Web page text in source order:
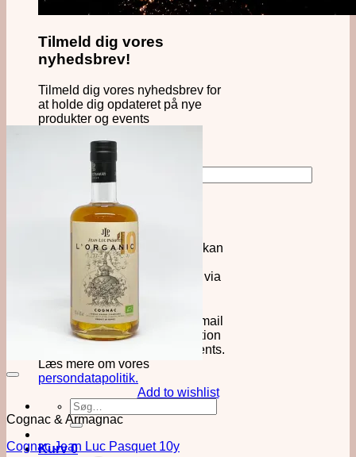
Tilmeld dig vores
nyhedsbrev!
Tilmeld dig vores nyhedsbrev for
at holde dig opdateret på nye
produkter og events
Ja tak, tilmeld mig Force
Majeures nyhedsbrev, så jeg kan
modtage informationer om
nyheder, produkter og events via
Jeg bekræfter, at Force
Majeure må opbevare min e-mail
og kontakte mig med information
om produkter, nyheder og events.
Læs mere om vores
persondatapolitik.
Søg
efter:
Kurv0
Add to wishlist
Cognac & Armagnac
Cognac Jean Luc Pasquet 10y